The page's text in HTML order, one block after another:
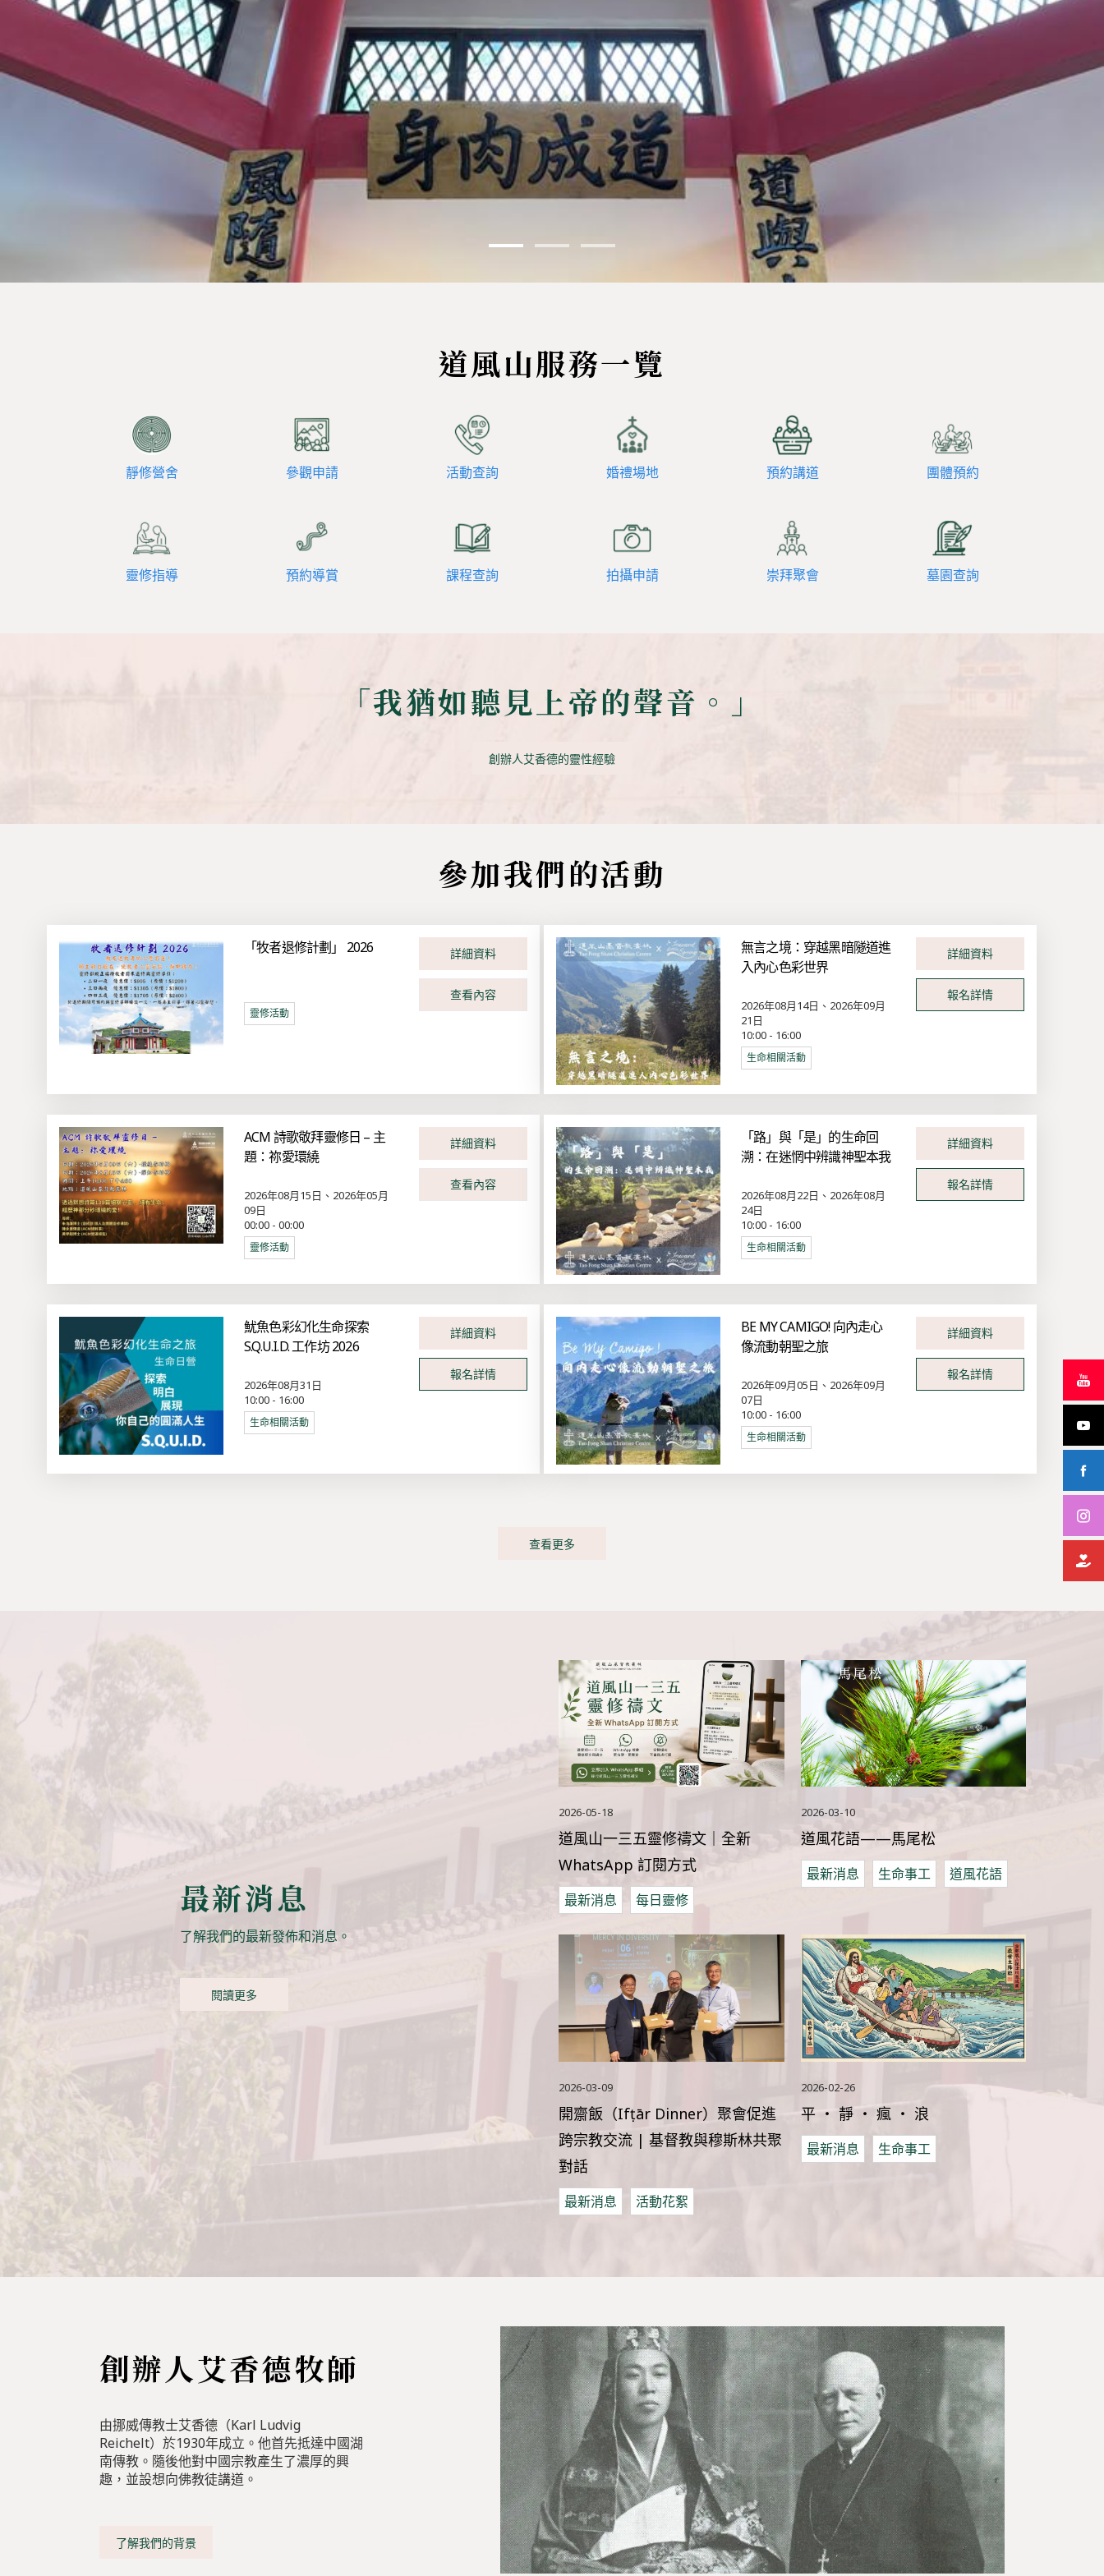
道風山服務一覽
靜修營舍 參觀申請 活動查詢 婚禮場地 預約講道 團體預約
靈修指導 預約導賞 課程查詢 拍攝申請 崇拜聚會 墓園查詢
「我猶如聽見上帝的聲音。」
創辦人艾香德的靈性經驗
參加我們的活動
「牧者退修計劃」 2026
靈修活動
詳細資料
查看內容
無言之境：穿越黑暗隧道進
入內心色彩世界
2026年08月14日、2026年09月
21日
10:00 - 16:00
生命相關活動
詳細資料
報名詳情
ACM 詩歌敬拜靈修日 – 主
題：祢愛環繞
2026年08月15日、2026年05月
09日
00:00 - 00:00
靈修活動
詳細資料
查看內容
「路」與「是」的生命回
溯：在迷惘中辨識神聖本我
2026年08月22日、2026年08月
24日
10:00 - 16:00
生命相關活動
詳細資料
報名詳情
魷魚色彩幻化生命探索
S.Q.U.I.D. 工作坊 2026
2026年08月31日
10:00 - 16:00
生命相關活動
詳細資料
報名詳情
BE MY CAMIGO! 向內走心
像流動朝聖之旅
2026年09月05日、2026年09月
07日
10:00 - 16:00
生命相關活動
詳細資料
報名詳情
查看更多
最新消息
了解我們的最新發佈和消息。
閱讀更多
2026-05-18
道風山一三五靈修禱文｜全新
WhatsApp 訂閱方式
最新消息 每日靈修
2026-03-10
道風花語——馬尾松
最新消息 生命事工 道風花語
2026-03-09
開齋飯（Ifṭār Dinner）聚會促進
跨宗教交流 | 基督教與穆斯林共聚
對話
最新消息 活動花絮
2026-02-26
平 ‧ 靜 ‧ 瘋 ‧ 浪
最新消息 生命事工
創辦人艾香德牧師
由挪威傳教士艾香德（Karl Ludvig
Reichelt）於1930年成立。他首先抵達中國湖
南傳教。隨後他對中國宗教產生了濃厚的興
趣，並設想向佛教徒講道。
了解我們的背景